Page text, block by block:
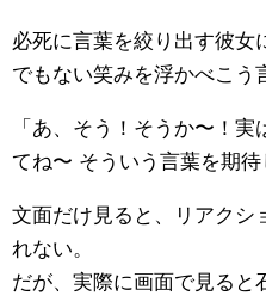
必死に言葉を絞り出す彼女
でもない笑みを浮かべこう
「あ、そう！そうか〜！
てね〜 そういう言葉を期待
文面だけ見ると、リアクシ
れない。
だが、実際に画面で見ると